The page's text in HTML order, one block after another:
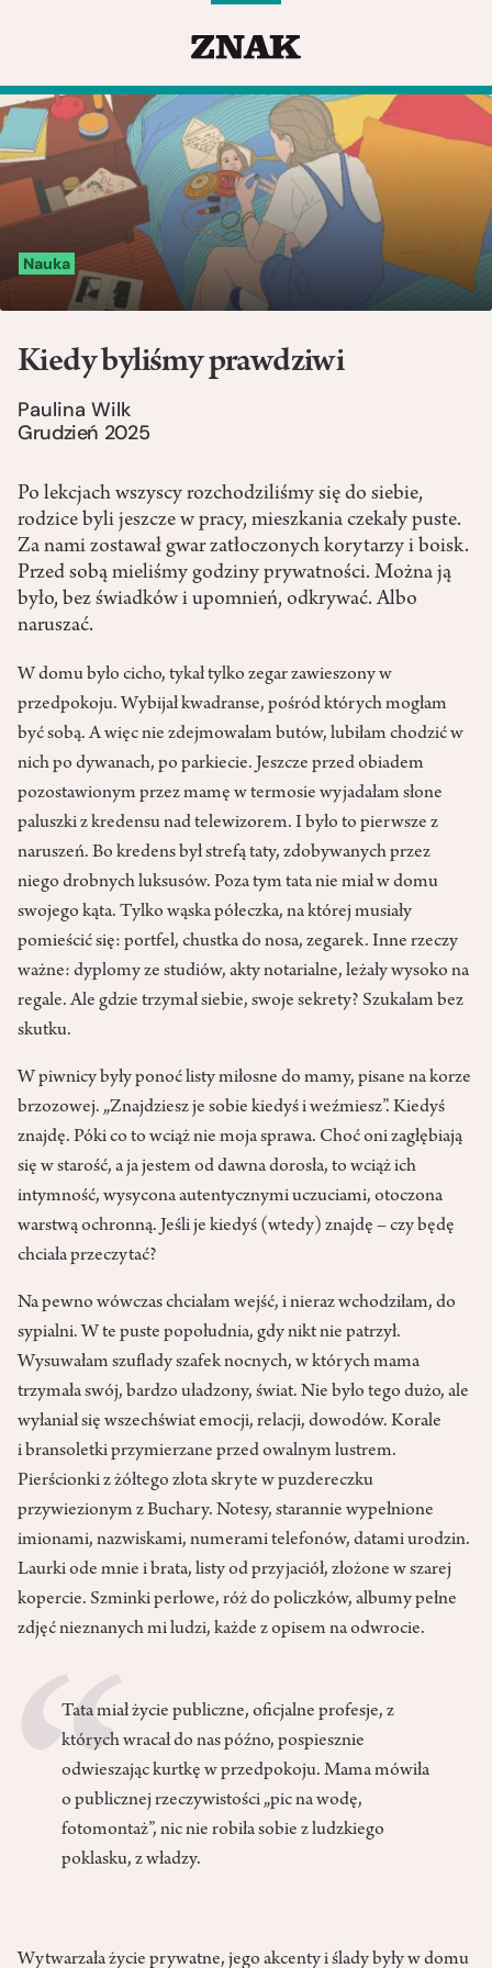
Nauka
Kiedy byliśmy prawdziwi
Paulina Wilk
Grudzień 2025
Po lekcjach wszyscy rozchodziliśmy się do siebie,
rodzice byli jeszcze w pracy, mieszkania czekały puste.
Za nami zostawał gwar zatłoczonych korytarzy i boisk.
Przed sobą mieliśmy godziny prywatności. Można ją
było, bez świadków i upomnień, odkrywać. Albo
naruszać.
W domu było cicho, tykał tylko zegar zawieszony w
przedpokoju. Wybijał kwadranse, pośród których mogłam
być sobą. A więc nie zdejmowałam butów, lubiłam chodzić w
nich po dywanach, po parkiecie. Jeszcze przed obiadem
pozostawionym przez mamę w termosie wyjadałam słone
paluszki z kredensu nad telewizorem. I było to pierwsze z
naruszeń. Bo kredens był strefą taty, zdobywanych przez
niego drobnych luksusów. Poza tym tata nie miał w domu
swojego kąta. Tylko wąska półeczka, na której musiały
pomieścić się: portfel, chustka do nosa, zegarek. Inne rzeczy
ważne: dyplomy ze studiów, akty notarialne, leżały wysoko na
regale. Ale gdzie trzymał siebie, swoje sekrety? Szukałam bez
skutku.
W piwnicy były ponoć listy miłosne do mamy, pisane na korze
brzozowej. „Znajdziesz je sobie kiedyś i weźmiesz”. Kiedyś
znajdę. Póki co to wciąż nie moja sprawa. Choć oni zagłębiają
się w starość, a ja jestem od dawna dorosła, to wciąż ich
intymność, wysycona autentycznymi uczuciami, otoczona
warstwą ochronną. Jeśli je kiedyś (wtedy) znajdę – czy będę
chciała przeczytać?
Na pewno wówczas chciałam wejść, i nieraz wchodziłam, do
sypialni. W te puste popołudnia, gdy nikt nie patrzył.
Wysuwałam szuflady szafek nocnych, w których mama
trzymała swój, bardzo uładzony, świat. Nie było tego dużo, ale
wyłaniał się wszechświat emocji, relacji, dowodów. Korale
i bransoletki przymierzane przed owalnym lustrem.
Pierścionki z żółtego złota skryte w puzdereczku
przywiezionym z Buchary. Notesy, starannie wypełnione
imionami, nazwiskami, numerami telefonów, datami urodzin.
Laurki ode mnie i brata, listy od przyjaciół, złożone w szarej
kopercie. Szminki perłowe, róż do policzków, albumy pełne
zdjęć nieznanych mi ludzi, każde z opisem na odwrocie.
Tata miał życie publiczne, oficjalne profesje, z
których wracał do nas późno, pospiesznie
odwieszając kurtkę w przedpokoju. Mama mówiła
o publicznej rzeczywistości „pic na wodę,
fotomontaż”, nic nie robiła sobie z ludzkiego
poklasku, z władzy.
Wytwarzała życie prywatne, jego akcenty i ślady były w domu